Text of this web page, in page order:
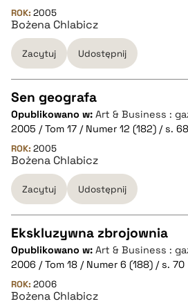
pobierz cytat
BIBTEX
pobierz cytat
ROK: 2005
Bożena Chlabicz
Zacytuj Udostępnij
CZYSTY TEKST
pobierz cytat
BIBTEX
pobierz cytat
Sen geografa
Opublikowano w: Art & Business :
2005 / Tom 17 / Numer 12 (182) / s.
ROK: 2005
Bożena Chlabicz
Zacytuj Udostępnij
CZYSTY TEKST
pobierz cytat
Ekskluzywna zbrojownia
Opublikowano w: Art & Business :
2006 / Tom 18 / Numer 6 (188) / s. 70
ROK: 2006
Bożena Chlabicz